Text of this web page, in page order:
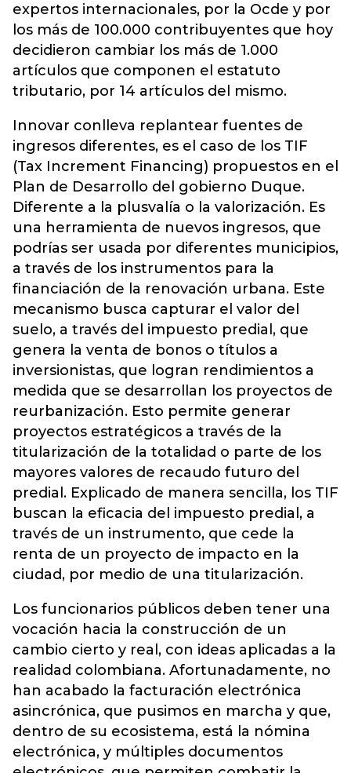
expertos internacionales, por la Ocde y por
los más de 100.000 contribuyentes que hoy
decidieron cambiar los más de 1.000
artículos que componen el estatuto
tributario, por 14 artículos del mismo.
Innovar conlleva replantear fuentes de
ingresos diferentes, es el caso de los TIF
(Tax Increment Financing) propuestos en el
Plan de Desarrollo del gobierno Duque.
Diferente a la plusvalía o la valorización. Es
una herramienta de nuevos ingresos, que
podrías ser usada por diferentes municipios,
a través de los instrumentos para la
financiación de la renovación urbana. Este
mecanismo busca capturar el valor del
suelo, a través del impuesto predial, que
genera la venta de bonos o títulos a
inversionistas, que logran rendimientos a
medida que se desarrollan los proyectos de
reurbanización. Esto permite generar
proyectos estratégicos a través de la
titularización de la totalidad o parte de los
mayores valores de recaudo futuro del
predial. Explicado de manera sencilla, los TIF
buscan la eficacia del impuesto predial, a
través de un instrumento, que cede la
renta de un proyecto de impacto en la
ciudad, por medio de una titularización.
Los funcionarios públicos deben tener una
vocación hacia la construcción de un
cambio cierto y real, con ideas aplicadas a la
realidad colombiana. Afortunadamente, no
han acabado la facturación electrónica
asincrónica, que pusimos en marcha y que,
dentro de su ecosistema, está la nómina
electrónica, y múltiples documentos